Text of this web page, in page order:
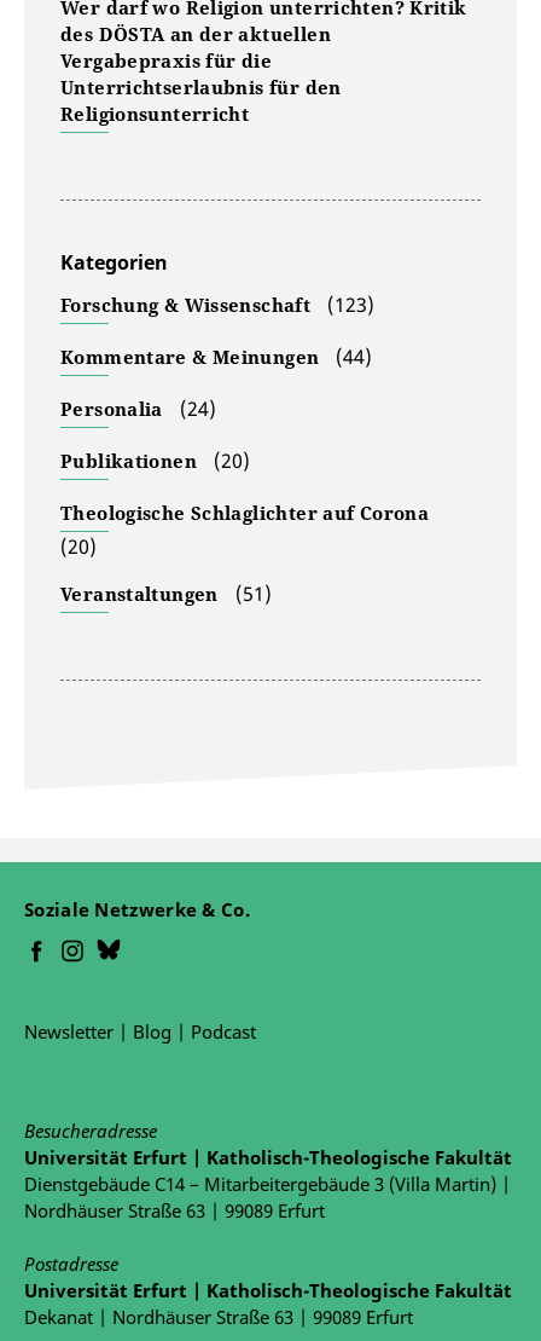
Wer darf wo Religion unterrichten? Kritik
des DÖSTA an der aktuellen
Vergabepraxis für die
Unterrichtserlaubnis für den
Religionsunterricht
Kategorien
Forschung & Wissenschaft (123)
Kommentare & Meinungen (44)
Personalia (24)
Publikationen (20)
Theologische Schlaglichter auf Corona
(20)
Veranstaltungen (51)
Soziale Netzwerke & Co.
Newsletter | Blog | Podcast
Besucheradresse
Universität Erfurt | Katholisch-Theologische Fakultät
Dienstgebäude C14 – Mitarbeitergebäude 3 (Villa Martin) |
Nordhäuser Straße 63 | 99089 Erfurt
Postadresse
Universität Erfurt | Katholisch-Theologische Fakultät
Dekanat | Nordhäuser Straße 63 | 99089 Erfurt